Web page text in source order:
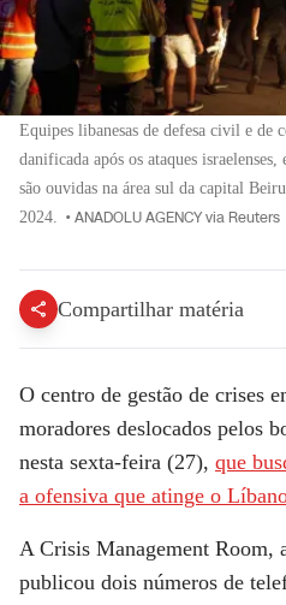
Equipes libanesas de defesa civil e de
danificada após os ataques
são ouvidas na área sul da capital
2024. •ANADOLU AGENCY via Reuters
Compartilhar matéria
O centro de gestão de crises
moradores deslocados pelos
nesta sexta-feira (27), que
a ofensiva que atinge o
A Crisis Management Room,
publicou dois números de